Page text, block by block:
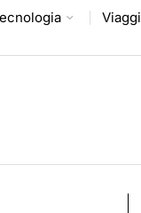
Viaggi